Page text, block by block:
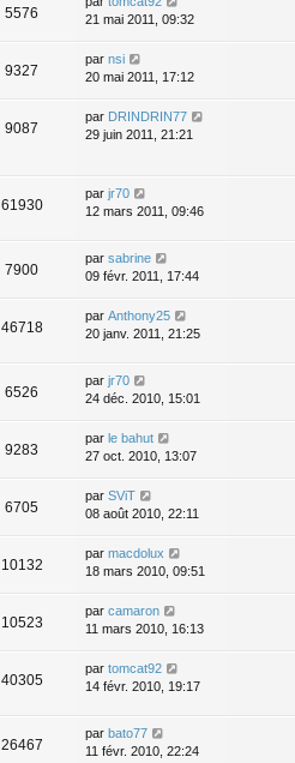
5576
21 mai 2011, 09:32
9327
par nsi
20 mai 2011, 17:12
9087
par DRINDRIN77
29 juin 2011, 21:21
61930
par jr70
12 mars 2011, 09:46
7900
par sabrine
09 févr. 2011, 17:44
46718
par Anthony25
20 janv. 2011, 21:25
6526
par jr70
24 déc. 2010, 15:01
9283
par le bahut
27 oct. 2010, 13:07
6705
par SViT
08 août 2010, 22:11
10132
par macdolux
18 mars 2010, 09:51
10523
par camaron
11 mars 2010, 16:13
40305
par tomcat92
14 févr. 2010, 19:17
26467
par bato77
11 févr. 2010, 22:24